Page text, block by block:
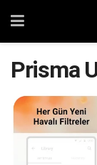
Prisma